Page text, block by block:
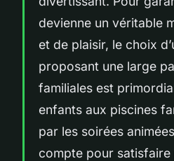
devienne un véritable
et de plaisir, le choix
proposant une large
familiales est
enfants aux piscines
par les soirées
compte pour